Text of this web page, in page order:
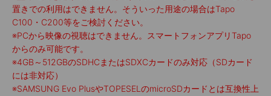
置きでの利用はできません。そういった用途の場合はTapo
C100・C200等をご検討ください。
※PCから映像の視聴はできません。スマートフォンアプリTapo
からのみ可能です。
※4GB～512GBのSDHCまたはSDXCカードのみ対応（SDカード
には非対応）
※SAMSUNG Evo PlusやTOPESELのmicroSDカードとは互換性上